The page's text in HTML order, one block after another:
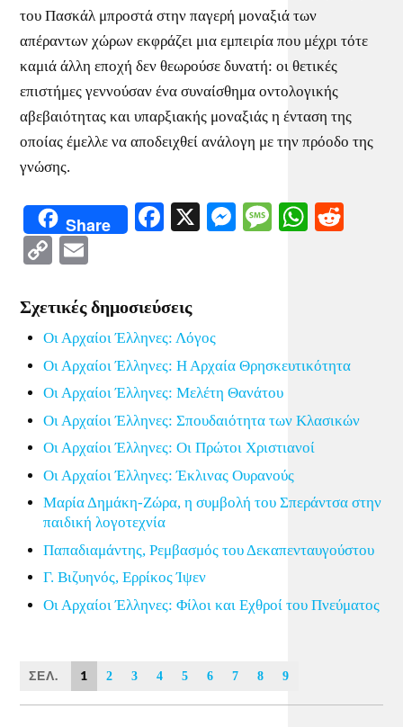
του Πασκάλ μπροστά στην παγερή μοναξιά των
απέραντων χώρων εκφράζει μια εμπειρία που μέχρι τότε
καμιά άλλη εποχή δεν θεωρούσε δυνατή: οι θετικές
επιστήμες γεννούσαν ένα συναίσθημα οντολογικής
αβεβαιότητας και υπαρξιακής μοναξιάς η ένταση της
οποίας έμελλε να αποδειχθεί ανάλογη με την πρόοδο της
γνώσης.
Share Facebook
X Messenger
Message
Copy
Σχετικές δημοσιεύσεις
Οι Αρχαίοι Έλληνες: Λόγος
Οι Αρχαίοι Έλληνες: Η Αρχαία Θρησκευτικότητα
Οι Αρχαίοι Έλληνες: Μελέτη Θανάτου
Οι Αρχαίοι Έλληνες: Σπουδαιότητα των Κλασικών
Οι Αρχαίοι Έλληνες: Οι Πρώτοι Χριστιανοί
Οι Αρχαίοι Έλληνες: Έκλινας Ουρανούς
Μαρία Δημάκη-Ζώρα, η συμβολή του Σπεράντσα στην
παιδική λογοτεχνία
Παπαδιαμάντης, Ρεμβασμός του Δεκαπενταυγούστου
Γ. Βιζυηνός, Ερρίκος Ίψεν
Οι Αρχαίοι Έλληνες: Φίλοι και Εχθροί του Πνεύματος
ΣΕΛ. 1 2 3 4 5 6 7 8 9